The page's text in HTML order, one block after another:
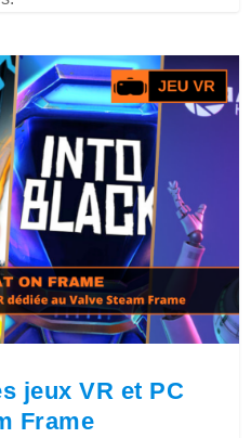
jeux VR et PC
Frame